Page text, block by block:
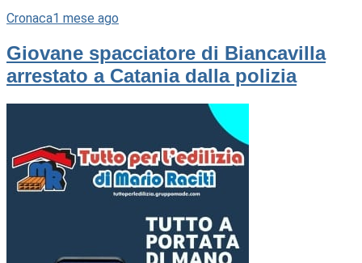
Cronaca1 mese ago
Giovane spacciatore di Biancavilla
arrestato a Catania dalla polizia